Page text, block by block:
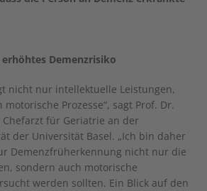
Demenzrisiko
nicht nur intellektuelle Leistungen,
Prozesse“, sagt Prof. Dr.
Chefarzt für Geriatrie an der
der Universität Basel. „Ich bin daher
Demenzfrüherkennung nicht nur die
sondern auch motorische
werden sollten. Ein Blick auf den